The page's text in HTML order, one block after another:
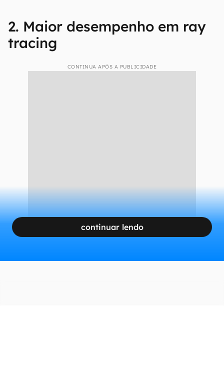
2. Maior desempenho em ray
tracing
CONTINUA APÓS A PUBLICIDADE
continuar lendo